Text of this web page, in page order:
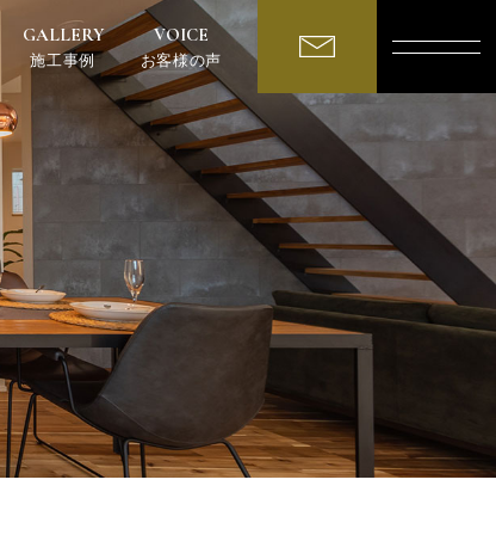
GALLERY
施工事例
VOICE
お客様の声